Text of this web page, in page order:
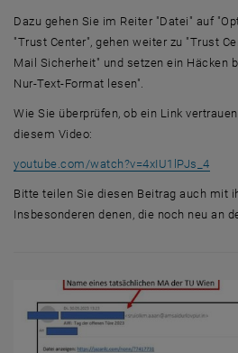
Dazu gehen Sie im Reiter "Datei" auf
"Trust Center", gehen weiter zu "Trust
Mail Sicherheit" und setzen ein Häcken
Nur-Text-Format lesen".
Wie Sie überprüfen, ob ein Link
diesem Video:
youtube.com/watch?v=4xIU1lPJs_4,
Bitte teilen Sie diesen Beitrag auch mit
Insbesonderen denen, die noch neu an